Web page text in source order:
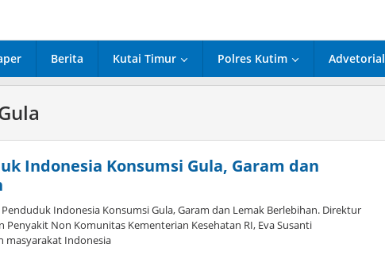
Berita Kutai Timur Polres Kutim Advetorial
Indonesia Konsumsi Gula, Garam dan
Penduduk Indonesia Konsumsi Gula, Garam dan Lemak Berlebihan. Direktur
Penyakit Non Komunitas Kementerian Kesehatan RI, Eva Susanti
masyarakat Indonesia